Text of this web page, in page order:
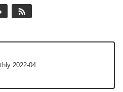
2022-04